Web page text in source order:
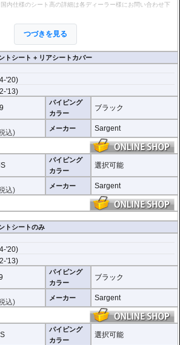
内仕様のシート高の詳細は各ディーラー様にお問い合わせ下
ます カラーサンプルは
生産の為、お届けまでに1~2ヶ月程要します。
Atomic Foamを採用
長距離走行でも疲れない
ップゾーンをサイドに設置
ションテクノロジーで高圧力点の圧力を分散し疲労
がるゲルを使用せず、硬さ、衝撃吸収等に優れた
分な強度を確保
けの簡単取付 完全互換
を選択可能
フリー。綾織カーボン風 CarbonFX
ンテナンスフリー。 Duratex
生産の為、お届けまでに1~2ヶ月程要します。
要はありません。純正シートはお手元に残して頂
で張替え手配をお願いいたします。弊社ではお承
つづきを見る
トシート + リアシートカバー
'20)
'13)
パイピング
カラー
ブラック
込) メーカー Sargent
パイピング
カラー
選択可能
込) メーカー Sargent
トシートのみ
'20)
'13)
パイピング
カラー
ブラック
込) メーカー Sargent
パイピング
カラー
選択可能